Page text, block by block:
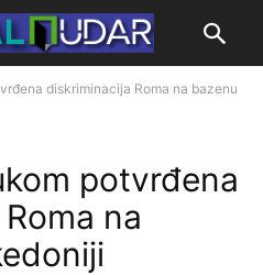
diskriminacija Roma na bazenu
potvrđena
na